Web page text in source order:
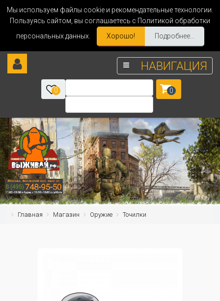
Мы используем файлы cookie и рекомендательные технологии.
Пользуясь сайтом, вы соглашаетесь с Политикой обработки
персональных данных.
Хорошо! Подробнее...
НАВИГАЦИЯ
0 0
Главная Магазин Оружие Точилки